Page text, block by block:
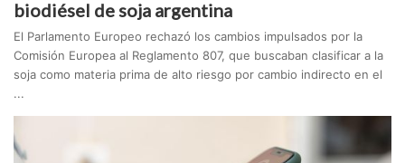
biodiésel de soja argentina
El Parlamento Europeo rechazó los cambios impulsados por la
Comisión Europea al Reglamento 807, que buscaban clasificar a la
soja como materia prima de alto riesgo por cambio indirecto en el
...